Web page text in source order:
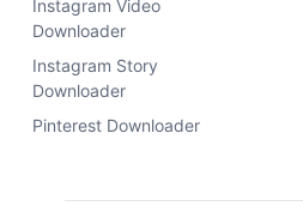
Instagram Video
Downloader
Instagram Story
Downloader
Pinterest Downloader